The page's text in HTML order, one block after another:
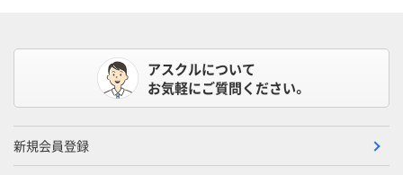
アスクルについて
お気軽にご質問ください。
新規会員登録